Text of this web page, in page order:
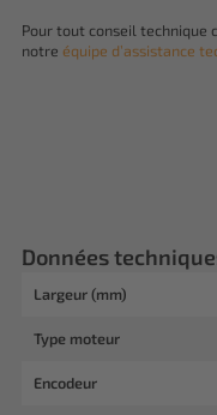
Pour tout conseil technique
notre équipe d’assistance
Données
Largeur (mm)
Type moteur
Encodeur